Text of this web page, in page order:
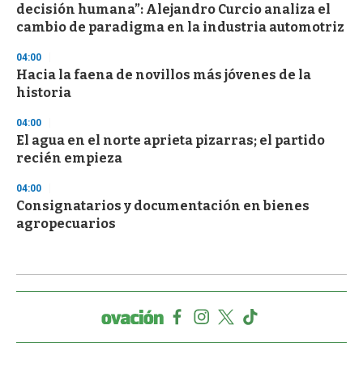
decisión humana”: Alejandro Curcio analiza el
cambio de paradigma en la industria automotriz
04:00
Hacia la faena de novillos más jóvenes de la
historia
04:00
El agua en el norte aprieta pizarras; el partido
recién empieza
04:00
Consignatarios y documentación en bienes
agropecuarios